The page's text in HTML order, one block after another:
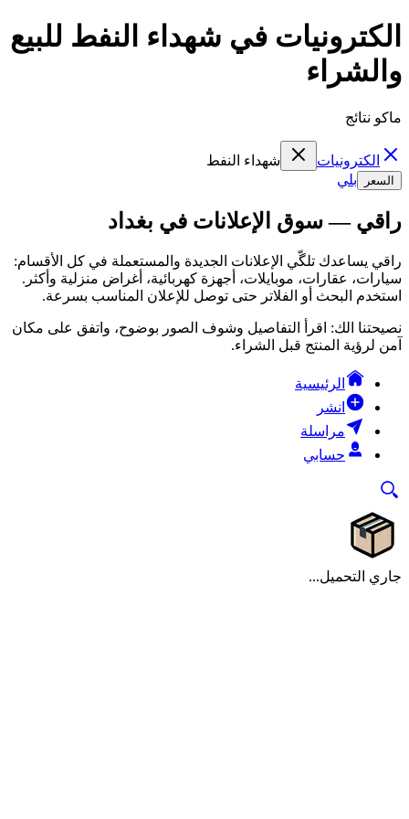
الكترونيات في شهداء النفط للبيع
والشراء
ماكو نتائج
الكترونيات شهداء النفط
السعر بلي
راقي — سوق الإعلانات في بغداد
راقي يساعدك تلگّي الإعلانات الجديدة والمستعملة في كل الأقسام:
سيارات، عقارات، موبايلات، أجهزة كهربائية، أغراض منزلية وأكثر.
استخدم البحث أو الفلاتر حتى توصل للإعلان المناسب بسرعة.
نصيحتنا الك: اقرأ التفاصيل وشوف الصور بوضوح، واتفق على مكان
آمن لرؤية المنتج قبل الشراء.
الرئيسية
انشر
مراسلة
حسابي
جاري التحميل...